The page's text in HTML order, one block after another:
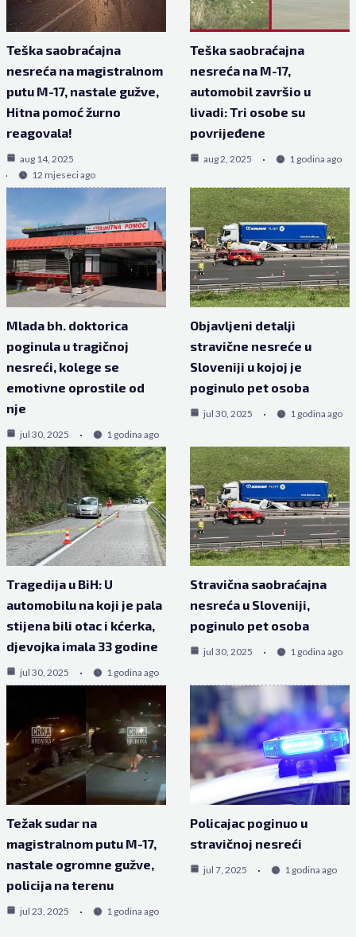
Teška saobraćajna
nesreća na magistralnom
putu M-17, nastale gužve,
Hitna pomoć žurno
reagovala!
aug 14, 2025
12 mjeseci ago
Teška saobraćajna
nesreća na M-17,
automobil završio u
livadi: Tri osobe su
povrijeđene
aug 2, 2025 1 godina ago
Mlada bh. doktorica
poginula u tragičnoj
nesreći, kolege se
emotivne oprostile od
nje
jul 30, 2025 1 godina ago
Objavljeni detalji
stravične nesreće u
Sloveniji u kojoj je
poginulo pet osoba
jul 30, 2025 1 godina ago
Tragedija u BiH: U
automobilu na koji je pala
stijena bili otac i kćerka,
djevojka imala 33 godine
jul 30, 2025 1 godina ago
Stravična saobraćajna
nesreća u Sloveniji,
poginulo pet osoba
jul 30, 2025 1 godina ago
Težak sudar na
magistralnom putu M-17,
nastale ogromne gužve,
policija na terenu
jul 23, 2025 1 godina ago
Policajac poginuo u
stravičnoj nesreći
jul 7, 2025 1 godina ago